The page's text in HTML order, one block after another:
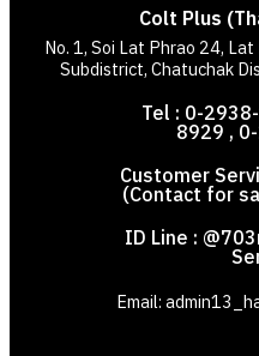
Colt Plus
No. 1, Soi Lat Phrao 24,
Subdistrict, Chatuchak
Tel : 0-
8929 ,
Customer
(Contact for
ID Line :
Email: